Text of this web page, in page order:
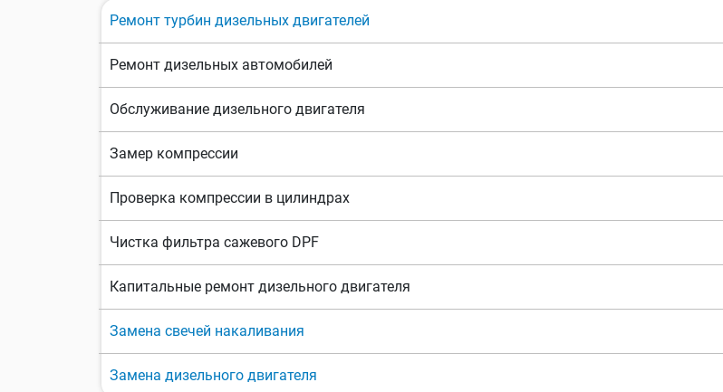
Ремонт турбин дизельных двигателей
Ремонт дизельных автомобилей
Обслуживание дизельного двигателя
Замер компрессии
Проверка компрессии в цилиндрах
Чистка фильтра сажевого DPF
Капитальные ремонт дизельного двигателя
Замена свечей накаливания
Замена дизельного двигателя